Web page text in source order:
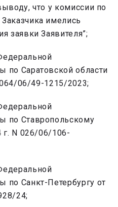
что у комиссии по
имелись
заявки Заявителя”;
по Саратовской области
064/06/49-1215/2023;
по Ставропольскому
г. N 026/06/106-
по Санкт-Петербургу от
24;